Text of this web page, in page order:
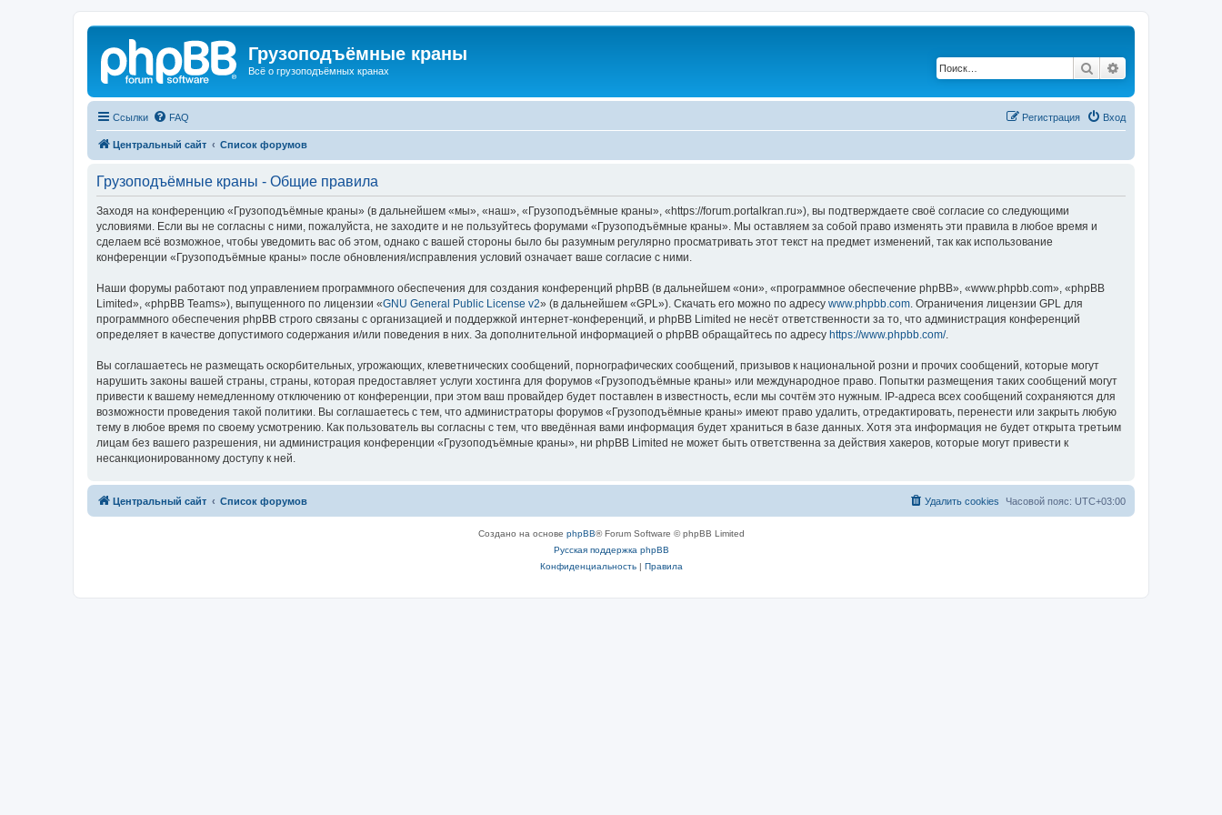
Грузоподъёмные краны
Всё о грузоподъёмных кранах Поиск
Ссылки FAQ Вход
Регистрация
Центральный сайт Список форумов
Грузоподъёмные краны - Общие правила
Заходя на конференцию «Грузоподъёмные краны» (в дальнейшем «мы», «наш», «Грузоподъёмные краны», «https://forum.portalkran.ru»), вы подтверждаете своё согласие со следующими
условиями. Если вы не согласны с ними, пожалуйста, не заходите и не пользуйтесь форумами «Грузоподъёмные краны». Мы оставляем за собой право изменять эти правила в любое время и
сделаем всё возможное, чтобы уведомить вас об этом, однако с вашей стороны было бы разумным регулярно просматривать этот текст на предмет изменений, так как использование
конференции «Грузоподъёмные краны» после обновления/исправления условий означает ваше согласие с ними.
Наши форумы работают под управлением программного обеспечения для создания конференций phpBB (в дальнейшем «они», «программное обеспечение phpBB», «www.phpbb.com», «phpBB
Limited», «phpBB Teams»), выпущенного по лицензии «GNU General Public License v2» (в дальнейшем «GPL»). Скачать его можно по адресу www.phpbb.com . Ограничения лицензии GPL для
программного обеспечения phpBB строго связаны с организацией и поддержкой интернет-конференций, и phpBB Limited не несёт ответственности за то, что администрация конференций
определяет в качестве допустимого содержания и/или поведения в них. За дополнительной информацией о phpBB обращайтесь по адресу https://www.phpbb.com/.
Вы соглашаетесь не размещать оскорбительных, угрожающих, клеветнических сообщений, порнографических сообщений, призывов к национальной розни и прочих сообщений, которые могут
нарушить законы вашей страны, страны, которая предоставляет услуги хостинга для форумов «Грузоподъёмные краны» или международное право. Попытки размещения таких сообщений могут
привести к вашему немедленному отключению от конференции, при этом ваш провайдер будет поставлен в известность, если мы сочтём это нужным. IP-адреса всех сообщений сохраняются для
возможности проведения такой политики. Вы соглашаетесь с тем, что администраторы форумов «Грузоподъёмные краны» имеют право удалить, отредактировать, перенести или закрыть любую
тему в любое время по своему усмотрению. Как пользователь вы согласны с тем, что введённая вами информация будет храниться в базе данных. Хотя эта информация не будет открыта третьим
лицам без вашего разрешения, ни администрация конференции «Грузоподъёмные краны», ни phpBB Limited не может быть ответственна за действия хакеров, которые могут привести к
несанкционированному доступу к ней.
Центральный сайт Список форумов Часовой пояс: UTC+03:00
Удалить cookies
Создано на основе phpBB® Forum Software © phpBB Limited
Русская поддержка phpBB
Конфиденциальность| Правила